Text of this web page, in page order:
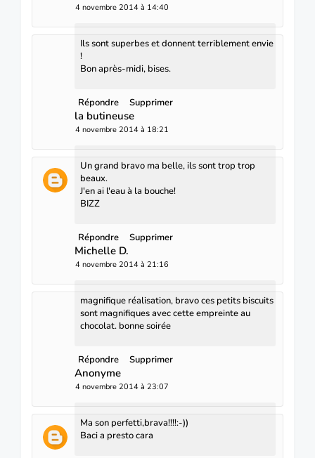
4 novembre 2014 à 14:40
Ils sont superbes et donnent terriblement envie
!
Bon après-midi, bises.
Répondre Supprimer
la butineuse
4 novembre 2014 à 18:21
Un grand bravo ma belle, ils sont trop trop
beaux.
J'en ai l'eau à la bouche!
BIZZ
Répondre Supprimer
Michelle D.
4 novembre 2014 à 21:16
magnifique réalisation, bravo ces petits biscuits
sont magnifiques avec cette empreinte au
chocolat. bonne soirée
Répondre Supprimer
Anonyme
4 novembre 2014 à 23:07
Ma son perfetti,brava!!!!:-))
Baci a presto cara